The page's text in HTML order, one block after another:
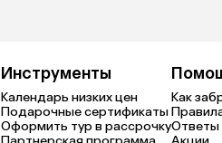
Инструменты
Календарь низких цен
Подарочные сертификаты
Оформить тур в рассрочку
Как
Ответы